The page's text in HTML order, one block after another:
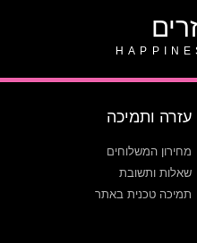
עזרה ותמיכה
מחירון המשלוחים
שאלות ותשובת
תמיכה טכנית באתר